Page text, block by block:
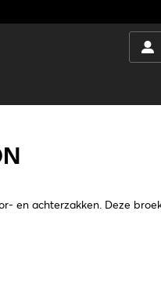
en achterzakken. Deze